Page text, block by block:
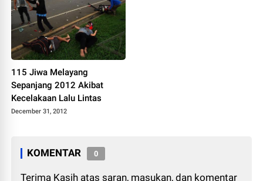
115 Jiwa Melayang
Sepanjang 2012 Akibat
Kecelakaan Lalu Lintas
December 31, 2012
KOMENTAR 0
Terima Kasih atas saran, masukan, dan komentar